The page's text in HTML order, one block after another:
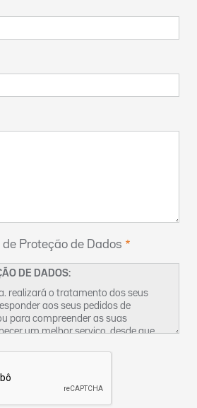
Proteção de Dados
DE DADOS:
realizará o tratamento dos seus
aos seus pedidos de
para compreender as suas
um melhor serviço, desde que
os seus direitos na nossa
contactar-nos pelo